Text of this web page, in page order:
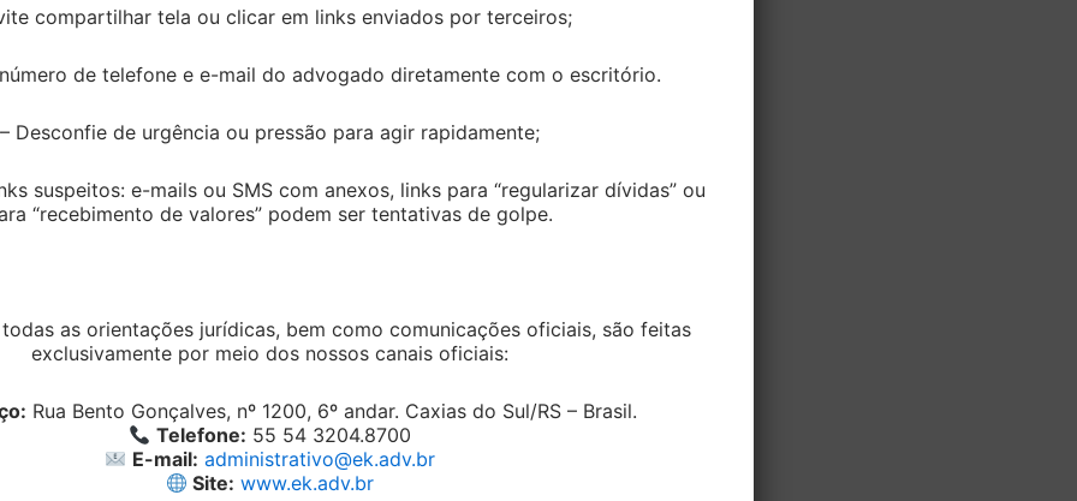
decisão que havia rejeitado seu pedido
indenização correspondente.
na Reforma Trabalhista (Lei 13.467/2017).
(se indenizado), indenização de 20%
de Serviço (FGTS) e acesso a até 80% do
parcelas.
ingressou com reclamação trabalhista,
do emprego. A argumentação exarada foi
da rescisão, porém isso não significa que
que a rescisão ocorreu sem a
de acordo com o art. 500 da CLT.
o pedido da funcionária e determinou o
compartilhar tela ou clicar em links enviados por terceiros;
de telefone e e-mail do advogado diretamente com o escritório.
– Desconfie de urgência ou pressão para agir rapidamente;
suspeitos: e-mails ou SMS com anexos, links para “regularizar dívidas” ou
“recebimento de valores” podem ser tentativas de golpe.
as orientações jurídicas, bem como comunicações oficiais, são feitas
exclusivamente por meio dos nossos canais oficiais:
Rua Bento Gonçalves, nº 1200, 6º andar. Caxias do Sul/RS – Brasil.
Telefone: 55 54 3204.8700
E-mail: administrativo@ek.adv.br
Site: www.ek.adv.br